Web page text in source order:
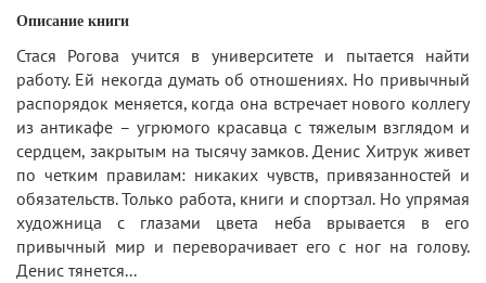
Описание книги
Стася Рогова учится в университете и пытается найти
работу. Ей некогда думать об отношениях. Но привычный
распорядок меняется, когда она встречает нового коллегу
из антикафе – угрюмого красавца с тяжелым взглядом и
сердцем, закрытым на тысячу замков. Денис Хитрук живет
по четким правилам: никаких чувств, привязанностей и
обязательств. Только работа, книги и спортзал. Но упрямая
художница с глазами цвета неба врывается в его
привычный мир и переворачивает его с ног на голову.
Денис тянется...